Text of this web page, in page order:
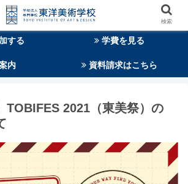
する 学費を見る
内 資料請求はこちら
TOBIFES 2021（東美祭）の
検索